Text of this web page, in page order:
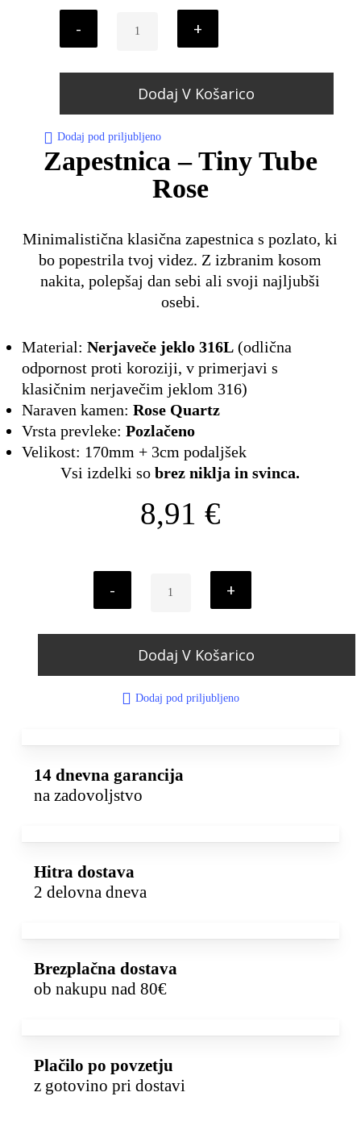
Dodaj V Košarico
Dodaj pod priljubljeno
Zapestnica – Tiny Tube
Rose
Minimalistična klasična zapestnica s pozlato, ki
bo popestrila tvoj videz. Z izbranim kosom
nakita, polepšaj dan sebi ali svoji najljubši
osebi.
Material: Nerjaveče jeklo 316L(odlična
odpornost proti koroziji, v primerjavi s
klasičnim nerjavečim jeklom 316)
Naraven kamen: Rose Quartz
Vrsta prevleke: Pozlačeno
Velikost: 170mm + 3cm podaljšek
Vsi izdelki sobrez niklja in svinca.
8,91 €
Dodaj V Košarico
Dodaj pod priljubljeno
14 dnevna garancija
na zadovoljstvo
Hitra dostava
2 delovna dneva
Brezplačna dostava
ob nakupu nad 80€
Plačilo po povzetju
z gotovino pri dostavi